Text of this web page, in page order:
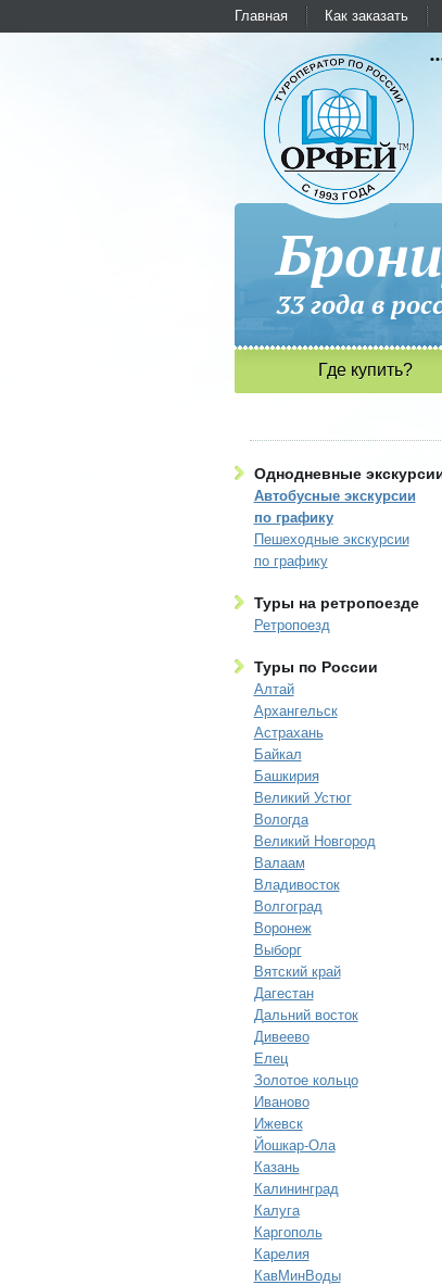
Главная Как заказать
33 года в
Где купить?
Однодневные
Автобусные экскурсии
по графику
Пешеходные экскурсии
по графику
Туры на ретропоезде
Ретропоезд
Туры по России
Алтай
Архангельск
Астрахань
Байкал
Башкирия
Великий Устюг
Вологда
Великий Новгород
Валаам
Владивосток
Волгоград
Воронеж
Выборг
Вятский край
Дагестан
Дальний восток
Дивеево
Елец
Золотое кольцо
Иваново
Ижевск
Йошкар-Ола
Казань
Калининград
Калуга
Каргополь
Карелия
КавМинВоды